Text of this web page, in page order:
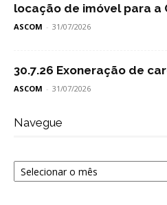
locação de imóvel para a
ASCOM - 31/07/2026
30.7.26 Exoneração de
ASCOM - 31/07/2026
Navegue
Navegue